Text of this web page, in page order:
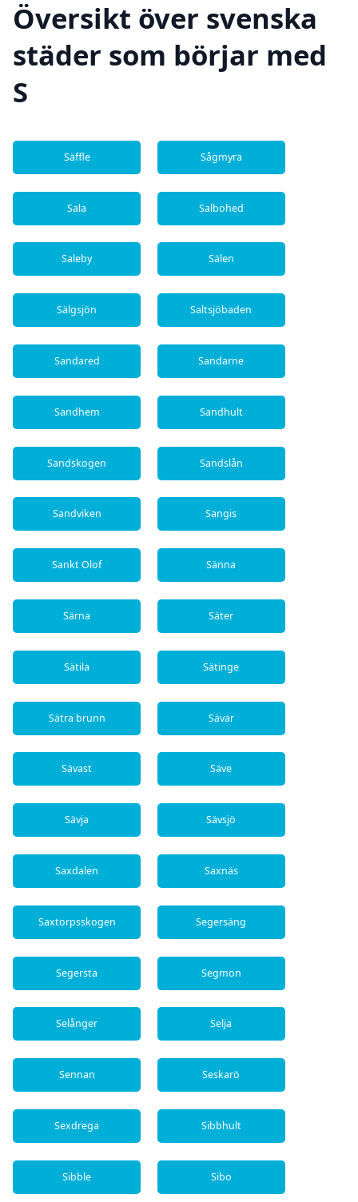
Översikt över svenska
städer som börjar med
S
Säffle Sågmyra
Sala Salbohed
Saleby Sälen
Sälgsjön Saltsjöbaden
Sandared Sandarne
Sandhem Sandhult
Sandskogen Sandslån
Sandviken Sangis
Sankt Olof Sänna
Särna Säter
Sätila Sätinge
Sätra brunn Sävar
Sävast Säve
Sävja Sävsjö
Saxdalen Saxnäs
Saxtorpsskogen Segersäng
Segersta Segmon
Selånger Selja
Sennan Seskarö
Sexdrega Sibbhult
Sibble Sibo